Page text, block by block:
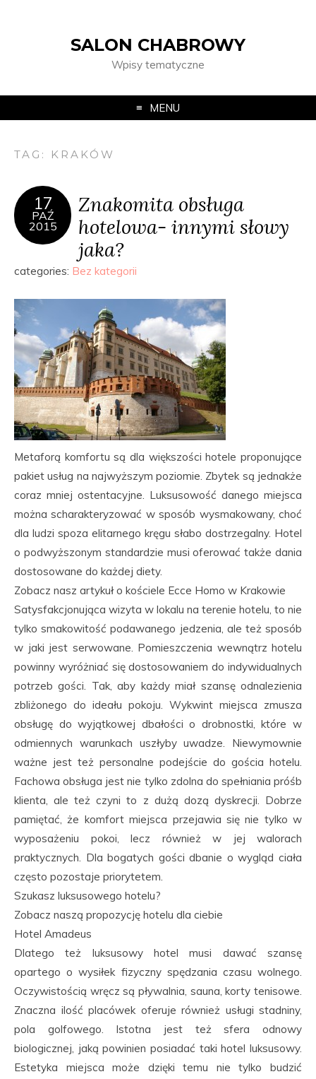
SALON CHABROWY
Wpisy tematyczne
MENU
TAG: KRAKÓW
17
PAŹ
2015
Znakomita obsługa
hotelowa- innymi słowy
jaka?
categories: Bez kategorii
Metaforą komfortu są dla większości hotele proponujące
pakiet usług na najwyższym poziomie. Zbytek są jednakże
coraz mniej ostentacyjne. Luksusowość danego miejsca
można scharakteryzować w sposób wysmakowany, choć
dla ludzi spoza elitarnego kręgu słabo dostrzegalny. Hotel
o podwyższonym standardzie musi oferować także dania
dostosowane do każdej diety.
Zobacz nasz artykuł o kościele Ecce Homo w Krakowie
Satysfakcjonująca wizyta w lokalu na terenie hotelu, to nie
tylko smakowitość podawanego jedzenia, ale też sposób
w jaki jest serwowane. Pomieszczenia wewnątrz hotelu
powinny wyróżniać się dostosowaniem do indywidualnych
potrzeb gości. Tak, aby każdy miał szansę odnalezienia
zbliżonego do ideału pokoju. Wykwint miejsca zmusza
obsługę do wyjątkowej dbałości o drobnostki, które w
odmiennych warunkach uszłyby uwadze. Niewymownie
ważne jest też personalne podejście do gościa hotelu.
Fachowa obsługa jest nie tylko zdolna do spełniania próśb
klienta, ale też czyni to z dużą dozą dyskrecji. Dobrze
pamiętać, że komfort miejsca przejawia się nie tylko w
wyposażeniu pokoi, lecz również w jej walorach
praktycznych. Dla bogatych gości dbanie o wygląd ciała
często pozostaje priorytetem.
Szukasz luksusowego hotelu?
Zobacz naszą propozycję hotelu dla ciebie
Hotel Amadeus
Dlatego też luksusowy hotel musi dawać szansę
opartego o wysiłek fizyczny spędzania czasu wolnego.
Oczywistością wręcz są pływalnia, sauna, korty tenisowe.
Znaczna ilość placówek oferuje również usługi stadniny,
pola golfowego. Istotna jest też sfera odnowy
biologicznej, jaką powinien posiadać taki hotel luksusowy.
Estetyka miejsca może dzięki temu nie tylko budzić